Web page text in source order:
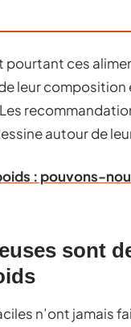
ces
leur
autour de
: pouvons-
sont
n’ont jamais